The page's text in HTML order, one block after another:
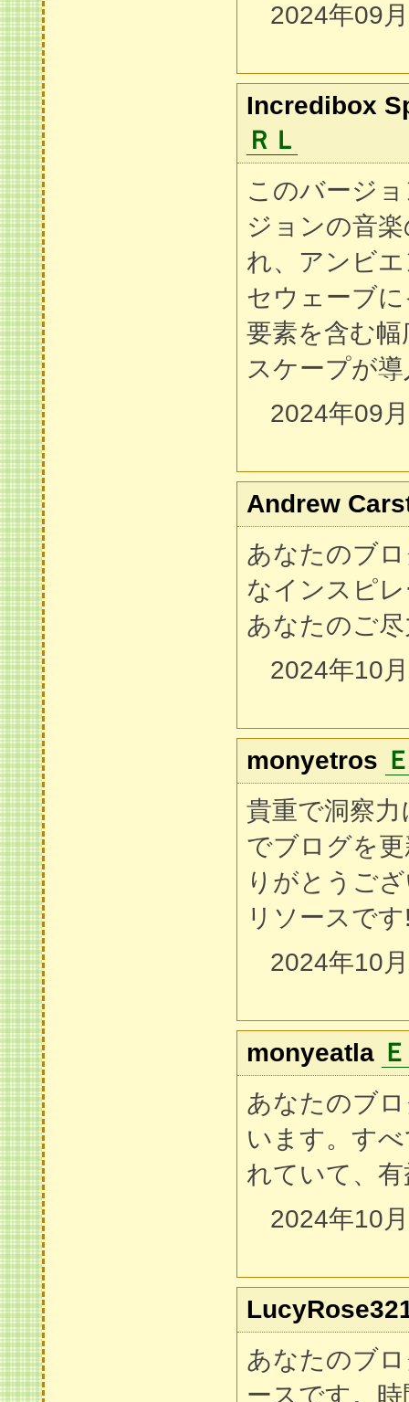
2024年09
Incredibox
ＲＬ
このバージ
ジョンの音
れ、アンビ
セウェーブ
要素を含む
スケープが
2024年09
Andrew
あなたのブ
なインスピ
あなたのご
2024年10
monyetros
貴重で洞察
でブログを
りがとうご
リソースで
2024年10
monyeatla
あなたのブ
います。す
れていて、
2024年10
あなたのブ
ースです。